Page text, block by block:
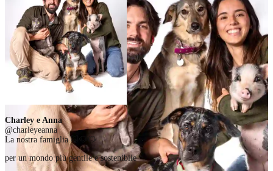
Charley e Anna
@charleyeanna
La nostra famiglia🐷
🐱
per un mondo più gentile e sostenibile